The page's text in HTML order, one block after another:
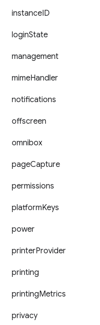
instanceID
loginState
management
mimeHandler
notifications
offscreen
omnibox
pageCapture
permissions
platformKeys
power
printerProvider
printing
printingMetrics
privacy